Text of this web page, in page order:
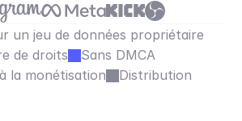
un jeu de données propriétaire
de droits
Sans DMCA
la monétisation
Distribution